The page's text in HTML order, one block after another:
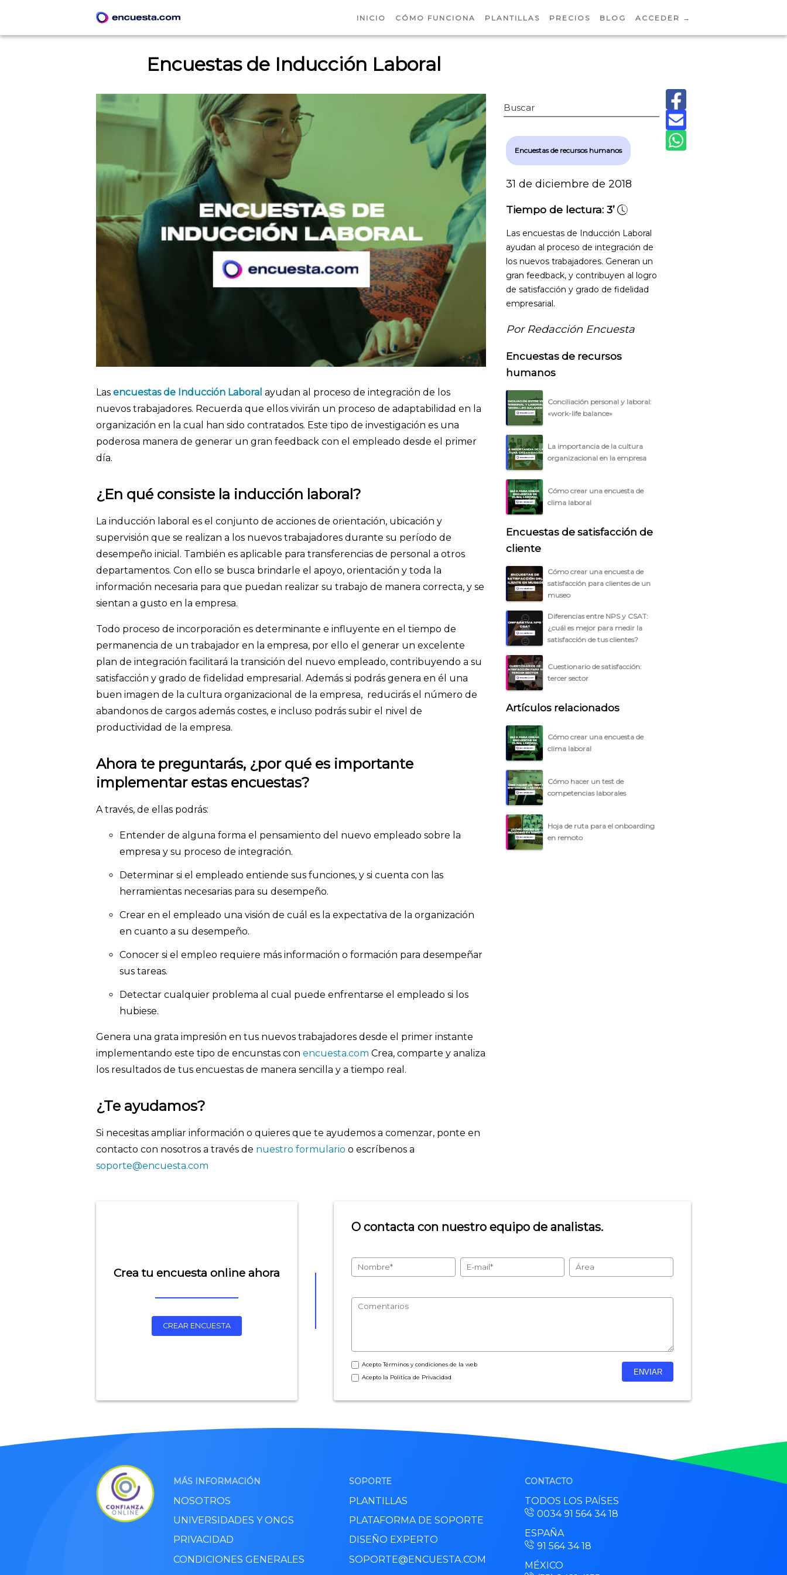
INICIO CÓMO FUNCIONA PLANTILLAS PRECIOS BLOG ACCEDER →
Encuestas de Inducción Laboral
Buscar
Las encuestas de Inducción Laboral ayudan al proceso de integración de los
nuevos trabajadores. Recuerda que ellos vivirán un proceso de adaptabilidad en la
organización en la cual han sido contratados. Este tipo de investigación es una
poderosa manera de generar un gran feedback con el empleado desde el primer
día.
¿En qué consiste la inducción laboral?
La inducción laboral es el conjunto de acciones de orientación, ubicación y
supervisión que se realizan a los nuevos trabajadores durante su período de
desempeño inicial. También es aplicable para transferencias de personal a otros
departamentos. Con ello se busca brindarle el apoyo, orientación y toda la
información necesaria para que puedan realizar su trabajo de manera correcta, y se
sientan a gusto en la empresa.
Todo proceso de incorporación es determinante e influyente en el tiempo de
permanencia de un trabajador en la empresa, por ello el generar un excelente
plan de integración facilitará la transición del nuevo empleado, contribuyendo a su
satisfacción y grado de fidelidad empresarial. Además si podrás genera en él una
buen imagen de la cultura organizacional de la empresa, reducirás el número de
abandonos de cargos además costes, e incluso podrás subir el nivel de
productividad de la empresa.
Ahora te preguntarás, ¿por qué es importante
implementar estas encuestas?
A través, de ellas podrás:
Entender de alguna forma el pensamiento del nuevo empleado sobre la
empresa y su proceso de integración.
Determinar si el empleado entiende sus funciones, y si cuenta con las
herramientas necesarias para su desempeño.
Crear en el empleado una visión de cuál es la expectativa de la organización
en cuanto a su desempeño.
Conocer si el empleo requiere más información o formación para desempeñar
sus tareas.
Detectar cualquier problema al cual puede enfrentarse el empleado si los
hubiese.
Genera una grata impresión en tus nuevos trabajadores desde el primer instante
implementando este tipo de encunstas con encuesta.com Crea, comparte y analiza
los resultados de tus encuestas de manera sencilla y a tiempo real.
¿Te ayudamos?
Si necesitas ampliar información o quieres que te ayudemos a comenzar, ponte en
contacto con nosotros a través de nuestro formulario o escríbenos a
soporte@encuesta.com
Encuestas de recursos humanos
31 de diciembre de 2018
Tiempo de lectura:3’
Las encuestas de Inducción Laboral
ayudan al proceso de integración de
los nuevos trabajadores. Generan un
gran feedback, y contribuyen al logro
de satisfacción y grado de fidelidad
empresarial.
Por Redacción Encuesta
Encuestas de recursos
humanos
Conciliación personal y laboral:
«work-life balance»
La importancia de la cultura
organizacional en la empresa
Cómo crear una encuesta de
clima laboral
Encuestas de satisfacción de
cliente
Cómo crear una encuesta de
satisfacción para clientes de un
museo
Diferencias entre NPS y CSAT:
¿cuál es mejor para medir la
satisfacción de tus clientes?
Cuestionario de satisfacción:
tercer sector
Artículos relacionados
Cómo crear una encuesta de
clima laboral
Cómo hacer un test de
competencias laborales
Hoja de ruta para el onboarding
en remoto
Crea tu encuesta online ahora
CREAR ENCUESTA
O contacta con nuestro equipo de analistas.
AceptoTérminos y condiciones de la web
Acepto la Política de Privacidad
MÁS INFORMACIÓN
NOSOTROS
UNIVERSIDADES Y ONGS
PRIVACIDAD
CONDICIONES GENERALES
SOPORTE
PLANTILLAS
PLATAFORMA DE SOPORTE
DISEÑO EXPERTO
SOPORTE@ENCUESTA.COM
CONTACTO
TODOS LOS PAÍSES
0034 91 564 34 18
ESPAÑA
91 564 34 18
MÉXICO